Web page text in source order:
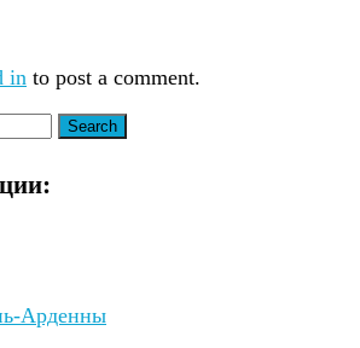
in to post a comment.
Арденны